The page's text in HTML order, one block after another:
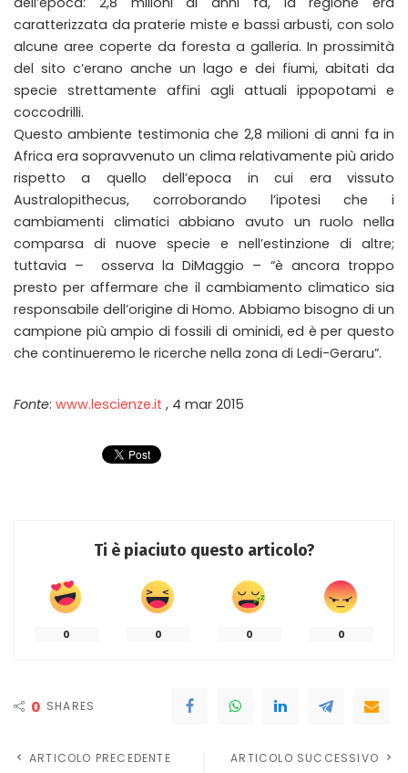
caratterizzata da praterie miste e bassi arbusti, con solo
alcune aree coperte da foresta a galleria. In prossimità
del sito c’erano anche un lago e dei fiumi, abitati da
specie strettamente affini agli attuali ippopotami e
coccodrilli.
Questo ambiente testimonia che 2,8 milioni di anni fa in
Africa era sopravvenuto un clima relativamente più arido
rispetto a quello dell’epoca in cui era vissuto
Australopithecus, corroborando l’ipotesi che i
cambiamenti climatici abbiano avuto un ruolo nella
comparsa di nuove specie e nell’estinzione di altre;
tuttavia – osserva la DiMaggio – “è ancora troppo
presto per affermare che il cambiamento climatico sia
responsabile dell’origine di Homo. Abbiamo bisogno di un
campione più ampio di fossili di ominidi, ed è per questo
che continueremo le ricerche nella zona di Ledi-Geraru”.
Fonte: www.lescienze.it , 4 mar 2015
Ti è piaciuto questo articolo?
0 0 0 0
0 SHARES
ARTICOLO PRECEDENTE ARTICOLO SUCCESSIVO